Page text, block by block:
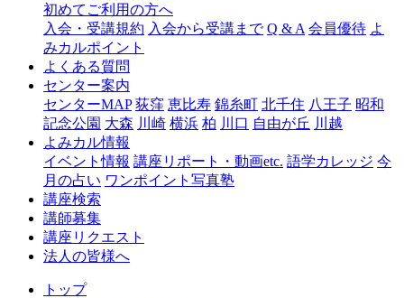
チ
講
リ
初めてご利用の方へ
入会・受講規約 入会から受講まで Q & A 会員優待 よ
みカルポイント
よくある質問
センター案内
センターMAP 荻窪 恵比寿 錦糸町 北千住 八王子 昭和
記念公園 大森 川崎 横浜 柏 川口 自由が丘 川越
よみカル情報
イベント情報 講座リポート・動画etc. 語学カレッジ 今
月の占い ワンポイント写真塾
講座検索
講師募集
講座リクエスト
法人の皆様へ
トップ